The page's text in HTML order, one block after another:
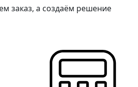
заказ, а создаём решение